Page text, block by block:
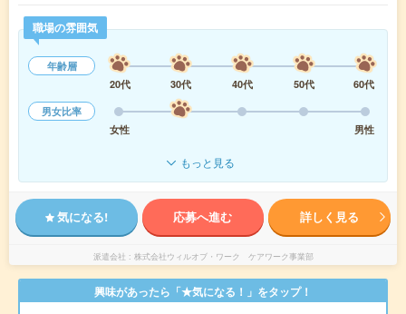
職場の雰囲気
年齢層
20代
30代 40代 50代
60代
男女比率
女性
男性
もっと見る
気になる! 応募へ進む 詳しく見る
派遣会社 株式会社ウィルオブ・ワーク ケアワーク事業部
興味があったら「★気になる！」をタップ！